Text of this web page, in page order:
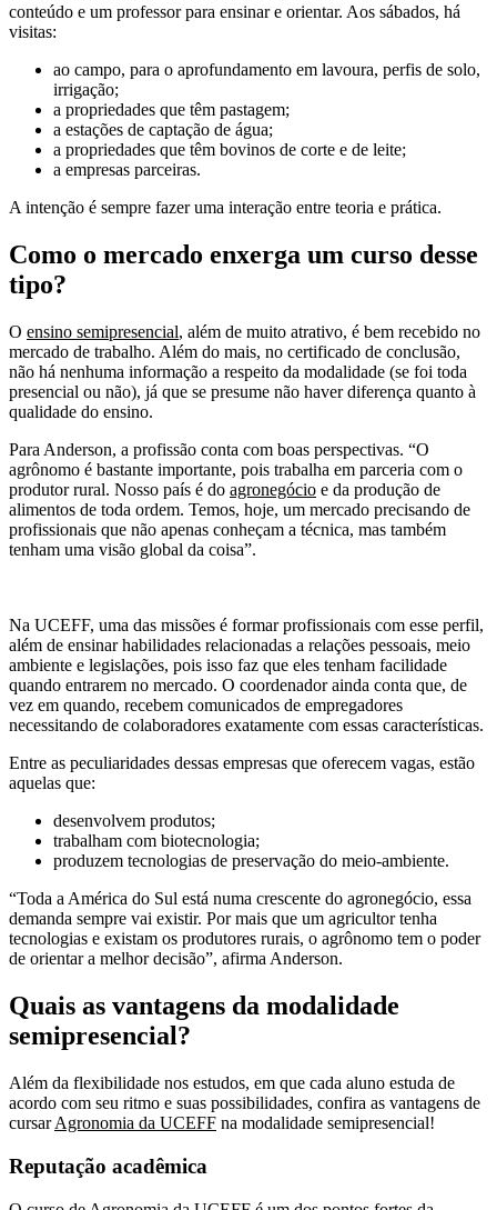
conteúdo e um professor para ensinar e orientar. Aos sábados, há
visitas:
ao campo, para o aprofundamento em lavoura, perfis de solo,
irrigação;
a propriedades que têm pastagem;
a estações de captação de água;
a propriedades que têm bovinos de corte e de leite;
a empresas parceiras.
A intenção é sempre fazer uma interação entre teoria e prática.
Como o mercado enxerga um curso desse
tipo?
O ensino semipresencial, além de muito atrativo, é bem recebido no
mercado de trabalho. Além do mais, no certificado de conclusão,
não há nenhuma informação a respeito da modalidade (se foi toda
presencial ou não), já que se presume não haver diferença quanto à
qualidade do ensino.
Para Anderson, a profissão conta com boas perspectivas. “O
agrônomo é bastante importante, pois trabalha em parceria com o
produtor rural. Nosso país é do agronegócio e da produção de
alimentos de toda ordem. Temos, hoje, um mercado precisando de
profissionais que não apenas conheçam a técnica, mas também
tenham uma visão global da coisa”.
Na UCEFF, uma das missões é formar profissionais com esse perfil,
além de ensinar habilidades relacionadas a relações pessoais, meio
ambiente e legislações, pois isso faz que eles tenham facilidade
quando entrarem no mercado. O coordenador ainda conta que, de
vez em quando, recebem comunicados de empregadores
necessitando de colaboradores exatamente com essas características.
Entre as peculiaridades dessas empresas que oferecem vagas, estão
aquelas que:
desenvolvem produtos;
trabalham com biotecnologia;
produzem tecnologias de preservação do meio-ambiente.
“Toda a América do Sul está numa crescente do agronegócio, essa
demanda sempre vai existir. Por mais que um agricultor tenha
tecnologias e existam os produtores rurais, o agrônomo tem o poder
de orientar a melhor decisão”, afirma Anderson.
Quais as vantagens da modalidade
semipresencial?
Além da flexibilidade nos estudos, em que cada aluno estuda de
acordo com seu ritmo e suas possibilidades, confira as vantagens de
cursarAgronomia da UCEFF na modalidade semipresencial!
Reputação acadêmica